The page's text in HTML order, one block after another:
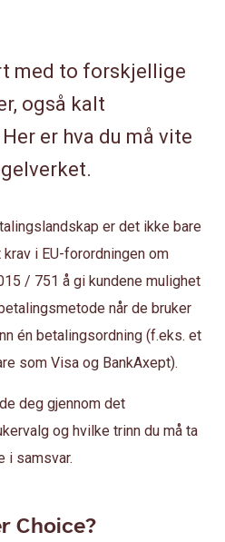
med to forskjellige
også kalt
er hva du må vite
er det ikke bare
i EU-forordningen om
/ 751 å gi kundene mulighet
når de bruker
én betalingsordning (f.eks. et
som Visa og BankAxept).
deg gjennom det
og hvilke trinn du må ta
i samsvar.
Choice?